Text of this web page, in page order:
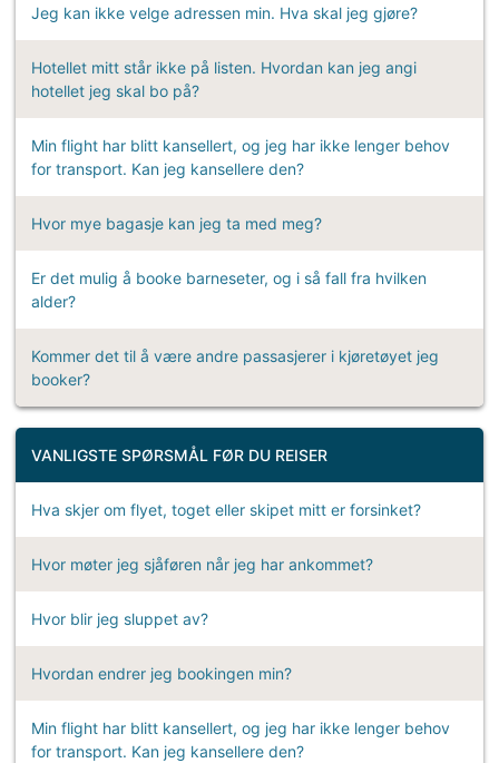
Forandre eller kansellere bookingen
Betaling/tilbakebetaling
Jeg kan ikke velge adressen min. Hva skal jeg gjøre?
Hotellet mitt står ikke på listen. Hvordan kan jeg angi
hotellet jeg skal bo på?
Min flight har blitt kansellert, og jeg har ikke lenger behov
for transport. Kan jeg kansellere den?
Hvor mye bagasje kan jeg ta med meg?
Er det mulig å booke barneseter, og i så fall fra hvilken
alder?
Kommer det til å være andre passasjerer i kjøretøyet jeg
booker?
VANLIGSTE SPØRSMÅL FØR DU REISER
Hva skjer om flyet, toget eller skipet mitt er forsinket?
Hvor møter jeg sjåføren når jeg har ankommet?
Hvor blir jeg sluppet av?
Hvordan endrer jeg bookingen min?
Min flight har blitt kansellert, og jeg har ikke lenger behov
for transport. Kan jeg kansellere den?